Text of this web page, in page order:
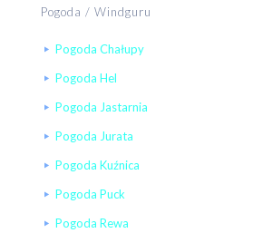
Pogoda / Windguru
Pogoda Chałupy
Pogoda Hel
Pogoda Jastarnia
Pogoda Jurata
Pogoda Kuźnica
Pogoda Puck
Pogoda Rewa